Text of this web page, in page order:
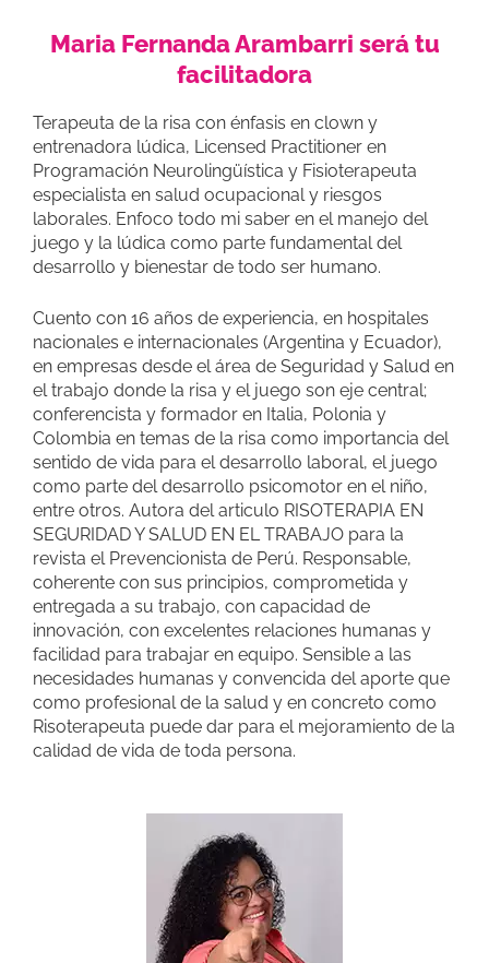
Maria Fernanda Arambarri será tu
facilitadora
Terapeuta de la risa con énfasis en clown y
entrenadora lúdica, Licensed Practitioner en
Programación Neurolingüística y Fisioterapeuta
especialista en salud ocupacional y riesgos
laborales. Enfoco todo mi saber en el manejo del
juego y la lúdica como parte fundamental del
desarrollo y bienestar de todo ser humano.
Cuento con 16 años de experiencia, en hospitales
nacionales e internacionales (Argentina y Ecuador),
en empresas desde el área de Seguridad y Salud en
el trabajo donde la risa y el juego son eje central;
conferencista y formador en Italia, Polonia y
Colombia en temas de la risa como importancia del
sentido de vida para el desarrollo laboral, el juego
como parte del desarrollo psicomotor en el niño,
entre otros. Autora del articulo RISOTERAPIA EN
SEGURIDAD Y SALUD EN EL TRABAJO para la
revista el Prevencionista de Perú. Responsable,
coherente con sus principios, comprometida y
entregada a su trabajo, con capacidad de
innovación, con excelentes relaciones humanas y
facilidad para trabajar en equipo. Sensible a las
necesidades humanas y convencida del aporte que
como profesional de la salud y en concreto como
Risoterapeuta puede dar para el mejoramiento de la
calidad de vida de toda persona.